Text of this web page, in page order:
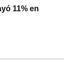
11% en